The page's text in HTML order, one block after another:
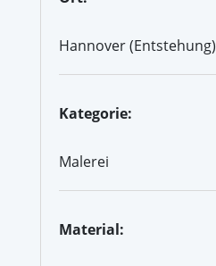
Hannover (Entstehung)
Kategorie:
Malerei
Material: